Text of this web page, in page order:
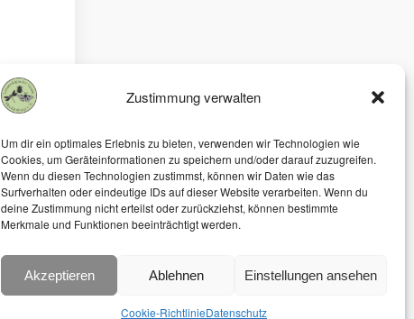
Zustimmung verwalten
Um dir ein optimales Erlebnis zu bieten, verwenden wir Technologien wie
Cookies, um Geräteinformationen zu speichern und/oder darauf zuzugreifen.
Wenn du diesen Technologien zustimmst, können wir Daten wie das
Surfverhalten oder eindeutige IDs auf dieser Website verarbeiten. Wenn du
deine Zustimmung nicht erteilst oder zurückziehst, können bestimmte
Merkmale und Funktionen beeinträchtigt werden.
Akzeptieren Ablehnen Einstellungen ansehen
Cookie-RichtlinieDatenschutz